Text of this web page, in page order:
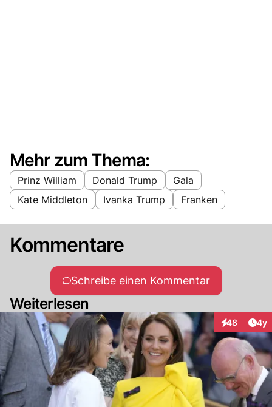
Mehr zum Thema:
Prinz William Donald Trump
Gala
Kate Middleton
Ivanka Trump Franken
Kommentare
Schreibe einen Kommentar
Weiterlesen
48
Interaktionen
4y